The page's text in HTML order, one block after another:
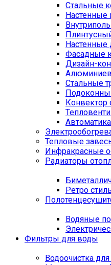
Стальные
Настенные
Настенные
Фасадные
Дизайн-
Стальные
Конвектор
Тепловые
Инфракрасные
Радиаторы
Ретро стиль
Водяные
Фильтры для воды
Водоочистка